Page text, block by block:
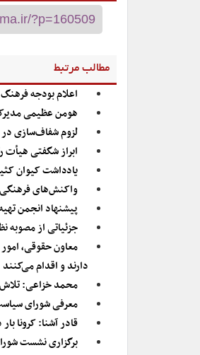
مطالب مرتبط
اعلام بودجه فرهنگ و
هومن عظیمی
لزوم شفاف‌سازی در
ابراز شگفتی هیأت
یادداشت کیوان
واکنش‌های فرهنگی
پیشنهاد انجمن
جزئیاتی از
معاون حقوقی،
دارند و اقدام می‌کنند
محمد خزاعی: تلاش
معرفی شورای
قادر آشنا: کرونا
برگزاری نشست